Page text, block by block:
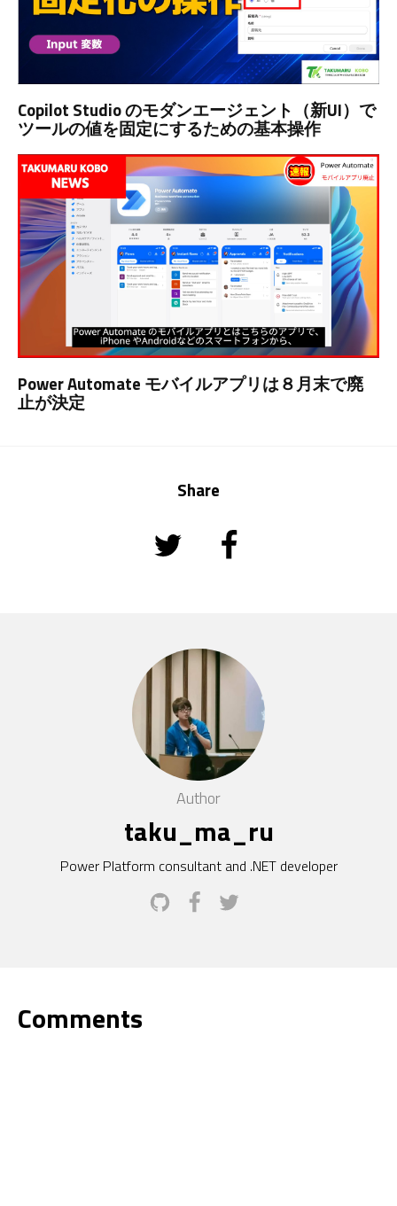
Copilot Studio のモダンエージェント（新UI）で
ツールの値を固定にするための基本操作
Power Automate モバイルアプリは８月末で廃
止が決定
Share
Author
taku_ma_ru
Power Platform consultant and .NET developer
Comments